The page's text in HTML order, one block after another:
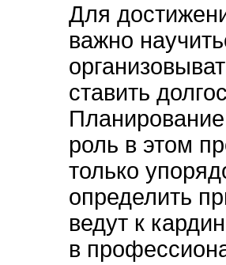
Для
важно
ставить
роль в этом
только
определить
ведут к
в